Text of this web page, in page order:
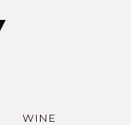
WINE